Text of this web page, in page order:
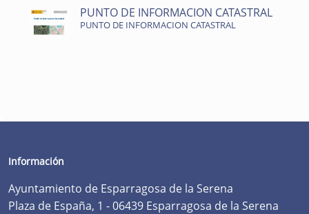
PUNTO DE INFORMACION CATASTRAL
PUNTO DE INFORMACION CATASTRAL
Información
Ayuntamiento de Esparragosa de la Serena
Plaza de España, 1 - 06439 Esparragosa de la Serena